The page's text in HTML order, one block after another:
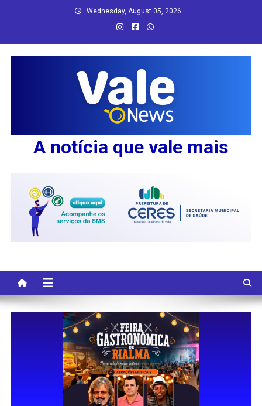
Wednesday, August 05, 2026
A notícia que vale mais